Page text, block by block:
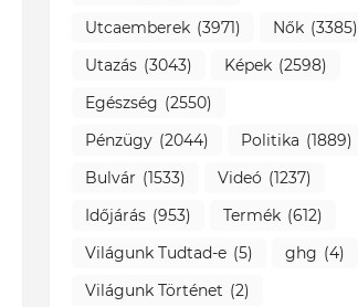
Utcaemberek (3971) Nők (3385)
Utazás (3043) Képek (2598)
Egészség (2550)
Pénzügy (2044) Politika (1889)
Bulvár (1533) Videó (1237)
Időjárás (953) Termék (612)
Világunk Tudtad-e (5) ghg (4)
Világunk Történet (2)